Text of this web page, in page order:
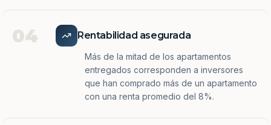
04 Rentabilidad asegurada
Más de la mitad de los apartamentos
entregados corresponden a inversores
que han comprado más de un apartamento
con una renta promedio del 8%.